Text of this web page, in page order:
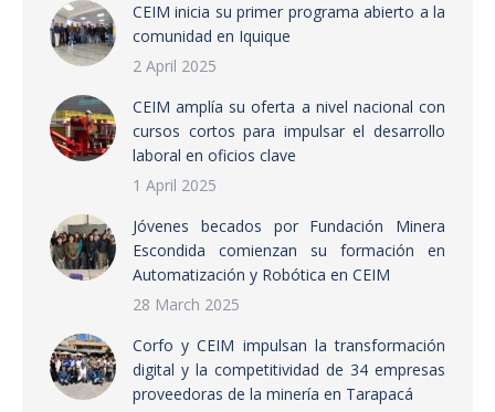
CEIM inicia su primer programa abierto a la
comunidad en Iquique
2 April 2025
CEIM amplía su oferta a nivel nacional con
cursos cortos para impulsar el desarrollo
laboral en oficios clave
1 April 2025
Jóvenes becados por Fundación Minera
Escondida comienzan su formación en
Automatización y Robótica en CEIM
28 March 2025
Corfo y CEIM impulsan la transformación
digital y la competitividad de 34 empresas
proveedoras de la minería en Tarapacá